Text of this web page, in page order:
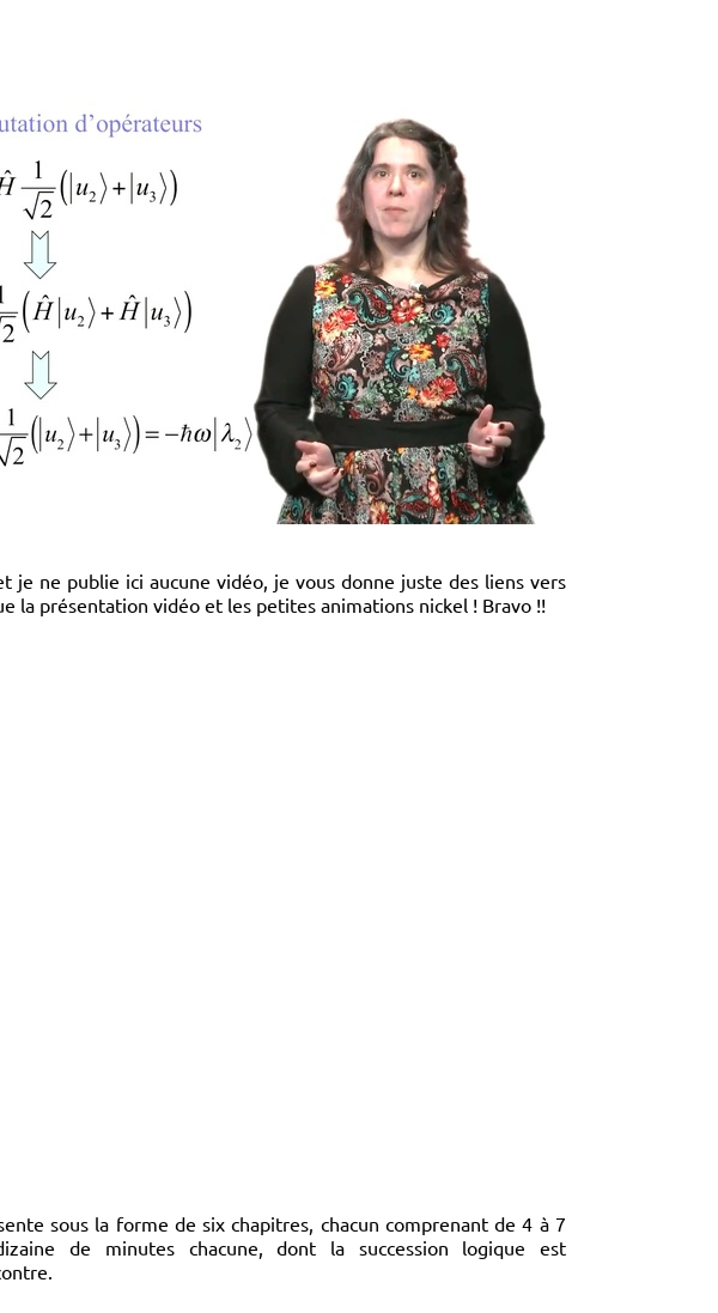
ne publie ici aucune vidéo, je vous donne juste des liens vers
la présentation vidéo et les petites animations nickel ! Bravo !!
sous la forme de six chapitres, chacun comprenant de 4 à 7
de minutes chacune, dont la succession logique est